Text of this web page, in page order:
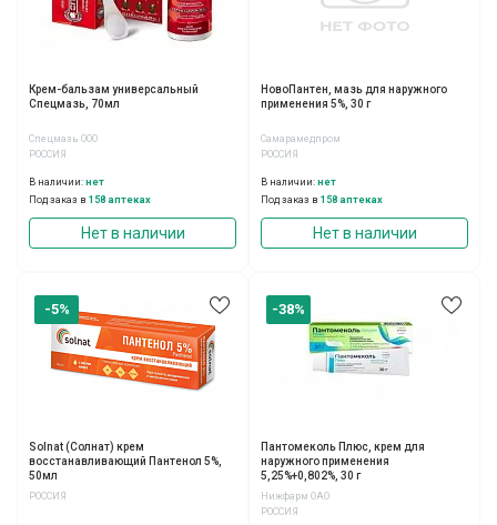
Крем-бальзам универсальный
Спецмазь, 70мл
Спецмазь ООО
РОССИЯ
В наличии: нет
Под заказ в 158 аптеках
Нет в наличии
НовоПантен, мазь для наружного
применения 5%, 30 г
Самарамедпром
РОССИЯ
В наличии: нет
Под заказ в 158 аптеках
Нет в наличии
-5%
Solnat (Солнат) крем
восстанавливающий Пантенол 5%,
50мл
РОССИЯ
-38%
Пантомеколь Плюс, крем для
наружного применения
5,25%+0,802%, 30 г
Нижфарм ОАО
РОССИЯ